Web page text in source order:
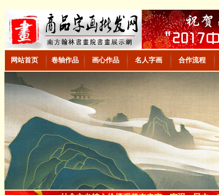
网站首页 卷轴作品 画心作品 名人字画 合作流程